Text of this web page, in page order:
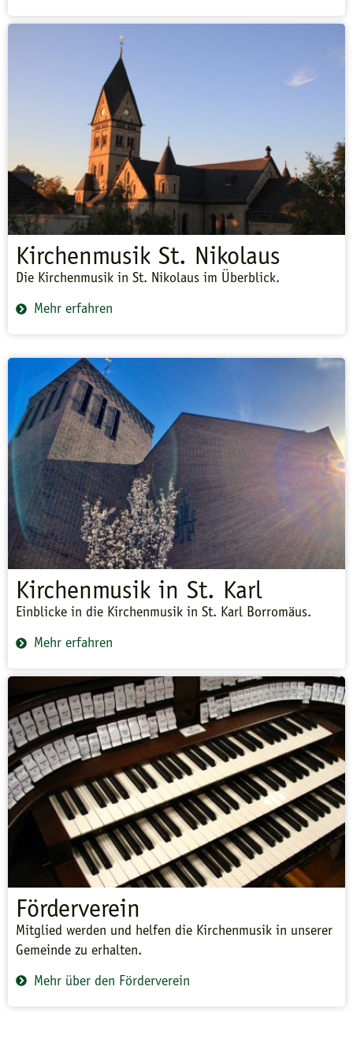
Kirchenmusik St. Nikolaus
Die Kirchenmusik in St. Nikolaus im Überblick.
Mehr erfahren
Kirchenmusik in St. Karl
Einblicke in die Kirchenmusik in St. Karl Borromäus.
Mehr erfahren
Förderverein
Mitglied werden und helfen die Kirchenmusik in unserer
Gemeinde zu erhalten.
Mehr über den Förderverein